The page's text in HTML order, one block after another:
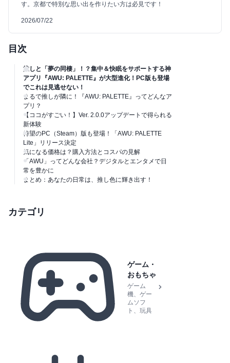
す。京都で特別な思い出を作りたい方は必見です！
2026/07/22
目次
推しと「夢の同棲」！？集中＆快眠をサポートする神
アプリ『AWU: PALETTE』が大型進化！PC版も登場
でこれは見逃せない！
まるで推しが隣に！『AWU: PALETTE』ってどんなア
プリ？
【ココがすごい！】Ver. 2.0.0アップデートで得られる
新体験
待望のPC（Steam）版も登場！「AWU: PALETTE
Lite」リリース決定
気になる価格は？購入方法とコスパの見解
「AWU」ってどんな会社？デジタルとエンタメで日
常を豊かに
まとめ：あなたの日常は、推し色に輝き出す！
カテゴリ
ゲーム・
おもちゃ
ゲーム
機、ゲー
ムソフ
ト、玩具